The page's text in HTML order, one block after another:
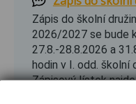
Zápis do školní
2026/2027 se bude
27.8.-28.8.2026 a
hodin v I. odd. školní
Zápisový lístek